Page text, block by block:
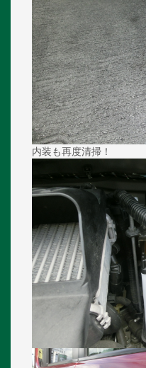
内装も再度清掃！